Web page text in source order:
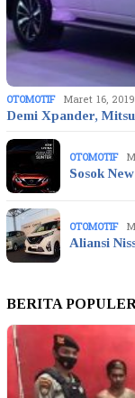
OTOMOTIF Maret 16, 2019
Demi Xpander,
OTOMOTIF
Sosok
OTOMOTIF
Aliansi
BERITA